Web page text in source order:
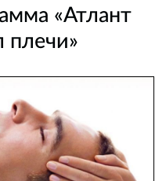
«Атлант
плечи»